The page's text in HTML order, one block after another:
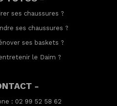
ses chaussures ?
ses chaussures ?
ses baskets ?
le Daim ?
-
: 02 99 52 58 62